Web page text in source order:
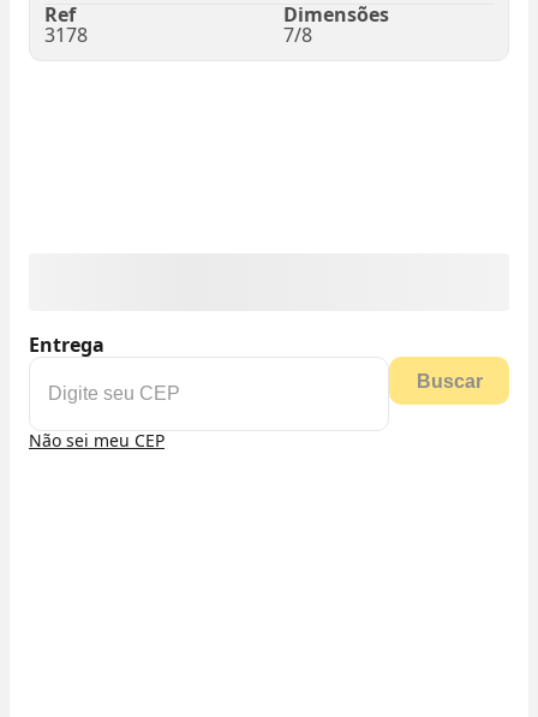
Ref
3178
Dimensões
7/8
Entrega
Buscar
Não sei meu CEP